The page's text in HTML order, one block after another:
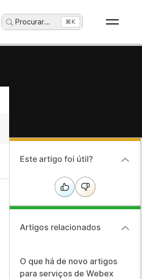
Procurar... ⌘K
Este artigo foi útil?
Artigos relacionados
O que há de novo artigos
para serviços de Webex